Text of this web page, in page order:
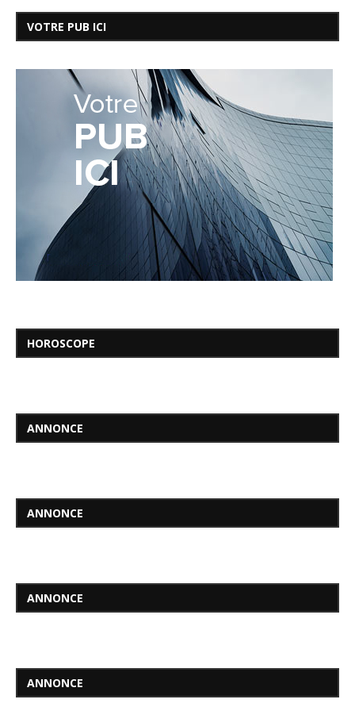
VOTRE PUB ICI
HOROSCOPE
ANNONCE
ANNONCE
ANNONCE
ANNONCE